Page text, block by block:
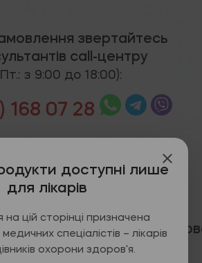
звертайтесь
call-центру
з 9:00 до 18:00):
168 07 28
Форма Відео
доступні лише
для лікарів
на цій сторінці призначена
спеціалістів – лікарів
охорони здоров'я.